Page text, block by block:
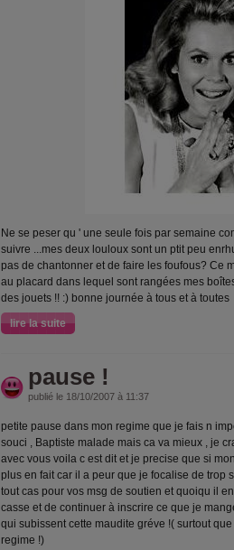
Ne se peser qu ' une seule fois par semaine
suivre ...mes deux louloux sont un ptit peu
pas de chantonner et de faire les foufous? Ce
au placard dans lequel sont rangées mes
des jouets !! :) bonne journée à tous et à toutes
lire la suite
pause !
publié le 18/10/2007 à 11:37
petite pause dans mon regime que je fais n
souci , Baptiste malade mais ca va mieux , je
avec vous voila c est dit et je precise que si
plus en fait car il a peur que je focalise de trop
tout cas pour vos msg de soutien et quoiqu il
casse et de continuer à inscrire ce que je
qui subissent cette maudite gréve !( surtout
regime !)